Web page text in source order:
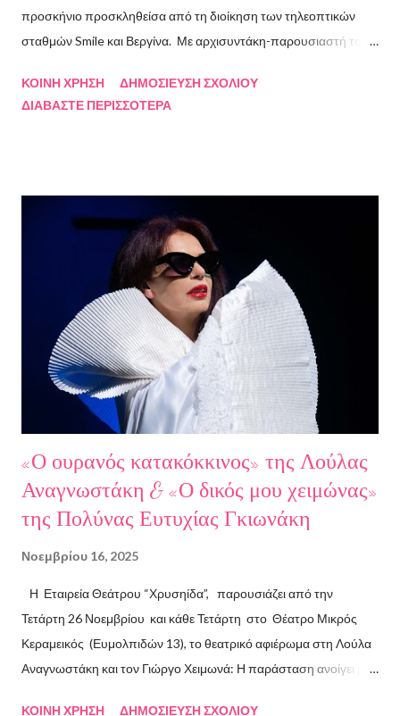
προσκήνιο προσκληθείσα από τη διοίκηση των τηλεοπτικών
σταθμών Smile και Βεργίνα. Με αρχισυντάκη-παρουσιαστή τον
Κακαβά θα προβάλλεται από τις 3 Αυγούστου και κάθε Σάββατο
Λουκάς Κούτρας Τη δεύτερη εκπομπή τίμησαν ο πρώην
πρόεδρος της Ε.Σ.Ε., συγγραφέας, Στάθης Βαλούκος, ο
ιστορικός συγγραφέας Δρ Ιωάννης Δασκαρόλης, η
μουσικοσυνθέτης Πέννυ Μπινιάρη και ο σκηνοθέτης Στέργιος
Παπαευαγγέλου Σκηνοθεσία: Δημήτρης Σωτηράκης Βοηθός
Σκηνοθέτης: Νεκταρία Δασκαλάκη Παρουσιάστηκαν τα βιβλία
"Ο πόλεμος δεν τελείωσε ακόμα" μυθιστόρημα του Στάθη
Βαλούκου και τα ε...
ΚΟΙΝΉ ΧΡΉΣΗ
ΔΗΜΟΣΊΕΥΣΗ ΣΧΟΛΊΟΥ
ΔΙΑΒΆΣΤΕ ΠΕΡΙΣΣΌΤΕΡΑ
«Ο ουρανός κατακόκκινος» της Λούλας
Αναγνωστάκη & «Ο δικός μου χειμώνας»
της Πολύνας Ευτυχίας Γκιωνάκη
Νοεμβρίου 16, 2025
Η Εταιρεία Θεάτρου “Χρυσηίδα”, παρουσιάζει από την
Τετάρτη 26 Νοεμβρίου και κάθε Τετάρτη στο Θέατρο Μικρός
Κεραμεικός (Ευμολπιδών 13), το θεατρικό αφιέρωμα στη Λούλα
Αναγνωστάκη και τον Γιώργο Χειμωνά: Η παράσταση ανοίγει με
ΚΟΙΝΉ ΧΡΉΣΗ ΔΗΜΟΣΊΕΥΣΗ ΣΧΟΛΊΟΥ